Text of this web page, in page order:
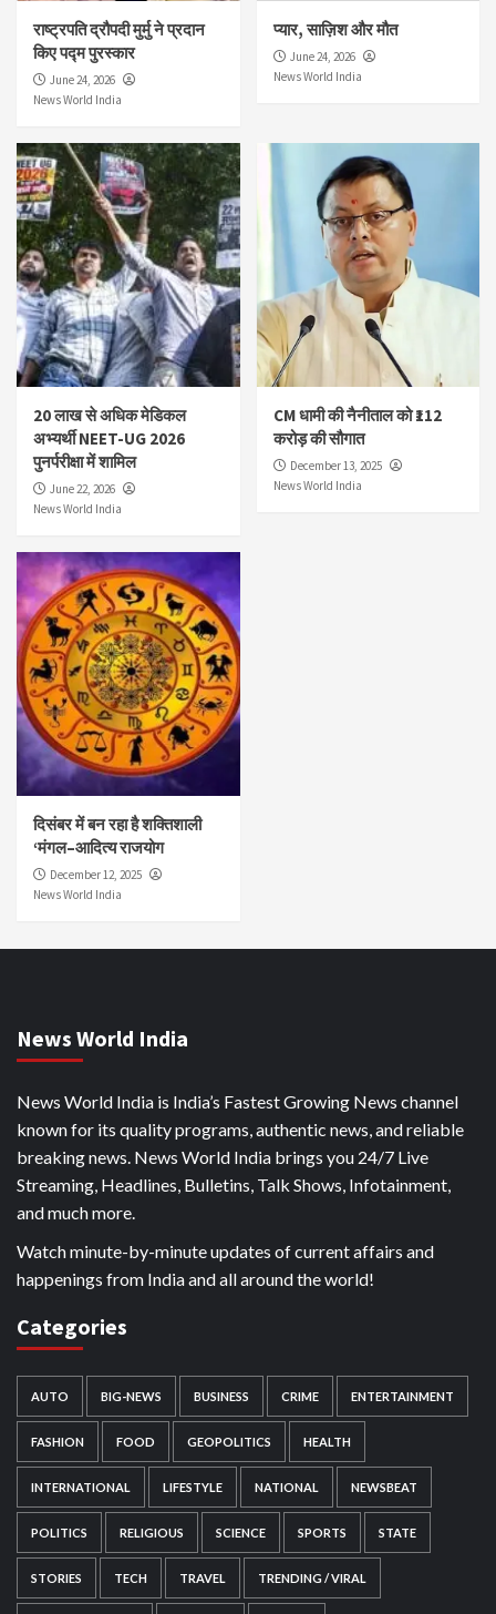
राष्ट्रपति द्रौपदी मुर्मु ने प्रदान
किए पद्म पुरस्कार
June 24, 2026
News World India
प्यार, साज़िश और मौत
June 24, 2026
News World India
20 लाख से अधिक मेडिकल
अभ्यर्थी NEET-UG 2026
पुनर्परीक्षा में शामिल
June 22, 2026
News World India
CM धामी की नैनीताल को ₹112
करोड़ की सौगात
December 13, 2025
News World India
दिसंबर में बन रहा है शक्तिशाली
‘मंगल–आदित्य राजयोग
December 12, 2025
News World India
News World India
News World India is India’s Fastest Growing News channel
known for its quality programs, authentic news, and reliable
breaking news. News World India brings you 24/7 Live
Streaming, Headlines, Bulletins, Talk Shows, Infotainment,
and much more.
Watch minute-by-minute updates of current affairs and
happenings from India and all around the world!
Categories
AUTO BIG-NEWS BUSINESS CRIME ENTERTAINMENT
FASHION FOOD GEOPOLITICS HEALTH
INTERNATIONAL LIFESTYLE NATIONAL NEWSBEAT
POLITICS RELIGIOUS SCIENCE SPORTS STATE
STORIES TECH TRAVEL TRENDING / VIRAL